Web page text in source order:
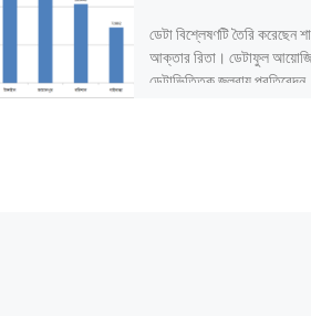
ডেটা বিশ্লেষণটি তৈরি করেছেন
আক্তার রিতা। ডেটাফুল
ডেটাভিত্তিক জলবায়ু প্রতিবেদন